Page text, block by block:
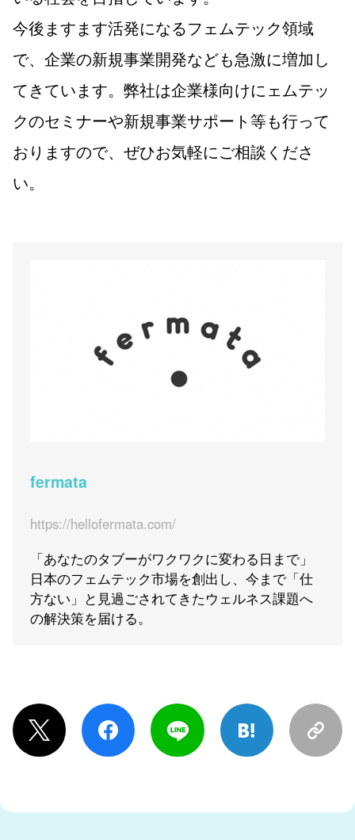
今後ますます活発になるフェムテック領域
で、企業の新規事業開発なども急激に増加し
てきています。弊社は企業様向けにェムテッ
クのセミナーや新規事業サポート等も行って
おりますので、ぜひお気軽にご相談くださ
い。
fermata
https://hellofermata.com/
「あなたのタブーがワクワクに変わる日まで」
日本のフェムテック市場を創出し、今まで「仕
方ない」と見過ごされてきたウェルネス課題へ
の解決策を届ける。